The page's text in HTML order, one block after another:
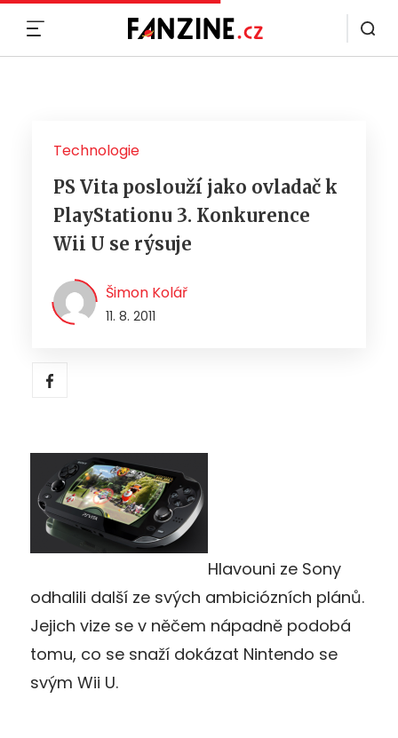
Technologie
PS Vita poslouží jako ovladač k
PlayStationu 3. Konkurence
Wii U se rýsuje
Šimon Kolář
11. 8. 2011
Hlavouni ze Sony
odhalili další ze svých ambiciózních plánů.
Jejich vize se v něčem nápadně podobá
tomu, co se snaží dokázat Nintendo se
svým Wii U.